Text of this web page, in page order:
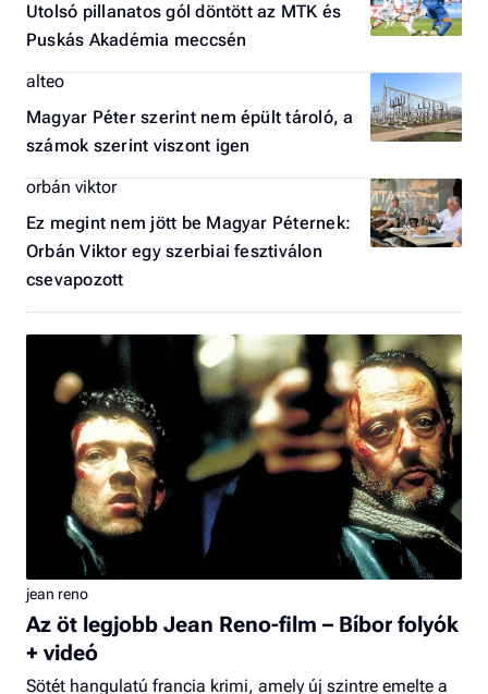
Utolsó pillanatos gól döntött az MTK és
Puskás Akadémia meccsén
alteo
Magyar Péter szerint nem épült tároló, a
számok szerint viszont igen
orbán viktor
Ez megint nem jött be Magyar Péternek:
Orbán Viktor egy szerbiai fesztiválon
csevapozott
jean reno
Az öt legjobb Jean Reno-film – Bíbor folyók
+ videó
Sötét hangulatú francia krimi, amely új szintre emelte a